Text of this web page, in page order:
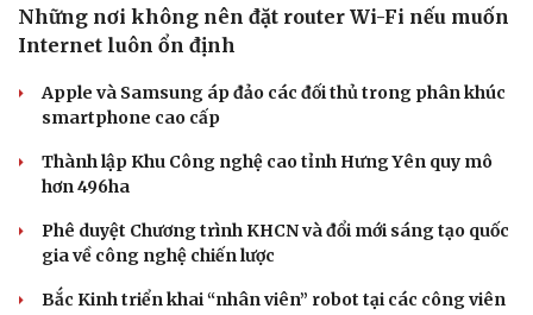
Những nơi không nên đặt router Wi-Fi nếu muốn
Internet luôn ổn định
Apple và Samsung áp đảo các đối thủ trong phân khúc
smartphone cao cấp
Thành lập Khu Công nghệ cao tỉnh Hưng Yên quy mô
hơn 496ha
Phê duyệt Chương trình KHCN và đổi mới sáng tạo quốc
gia về công nghệ chiến lược
Bắc Kinh triển khai “nhân viên” robot tại các công viên